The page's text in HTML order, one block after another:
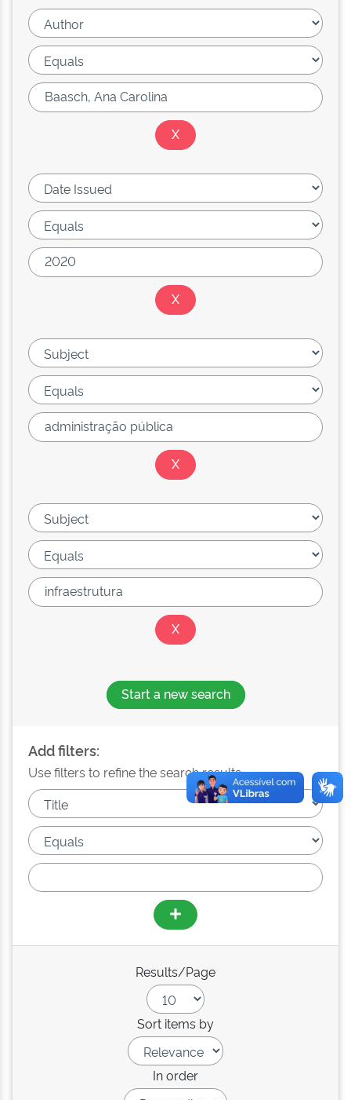
Start a new search
Add filters:
Use filters to refine the search results.
Results/Page
Sort items by
In order